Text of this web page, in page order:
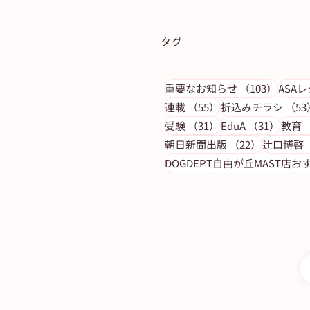
【朝日新聞 額絵新シリーズ
「河鍋暁斎の世界」7月スタ
タグ
重要なお知らせ （103）103件
ASA
連載
（55）55件の記事
折込みチラシ
（
受験
（31）31件の記事
EduA （31）31件
教育
朝日新聞出版
（22）22件の記
辻口博啓
DOGDEPT自由が丘MAST店お